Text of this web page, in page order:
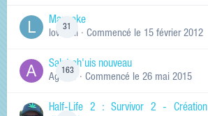
31
Manneke
lowskill · Commencé le 15 février 2012
163
Salut ch'uis nouveau
Ag0Nie · Commencé le 26 mai 2015
Half-Life 2 : Survivor 2 -